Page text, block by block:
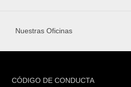
Nuestras Oficinas
FOOTER
CÓDIGO DE CONDUCTA